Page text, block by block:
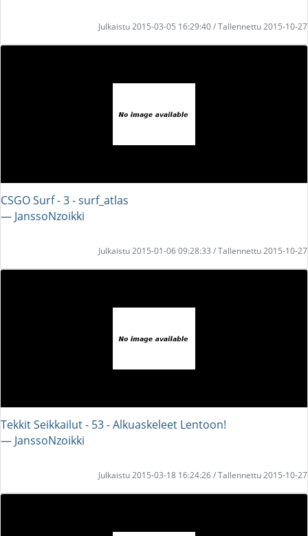
Julkaistu 2015-03-05 16:29:40 / Tallennettu 2015-10-27
CSGO Surf - 3 - surf_atlas
― JanssoNzoikki
Julkaistu 2015-01-06 09:28:33 / Tallennettu 2015-10-27
Tekkit Seikkailut - 53 - Alkuaskeleet Lentoon!
― JanssoNzoikki
Julkaistu 2015-03-18 16:24:26 / Tallennettu 2015-10-27